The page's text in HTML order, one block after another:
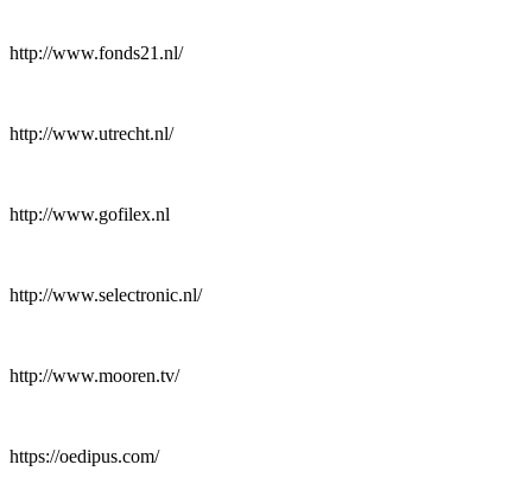
http://www.fonds21.nl/
http://www.utrecht.nl/
http://www.gofilex.nl
http://www.selectronic.nl/
http://www.mooren.tv/
https://oedipus.com/